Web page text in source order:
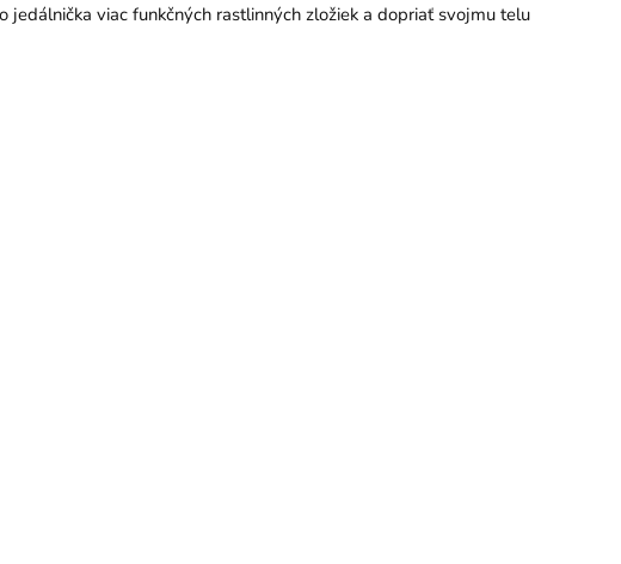
viac funkčných rastlinných zložiek a dopriať svojmu telu